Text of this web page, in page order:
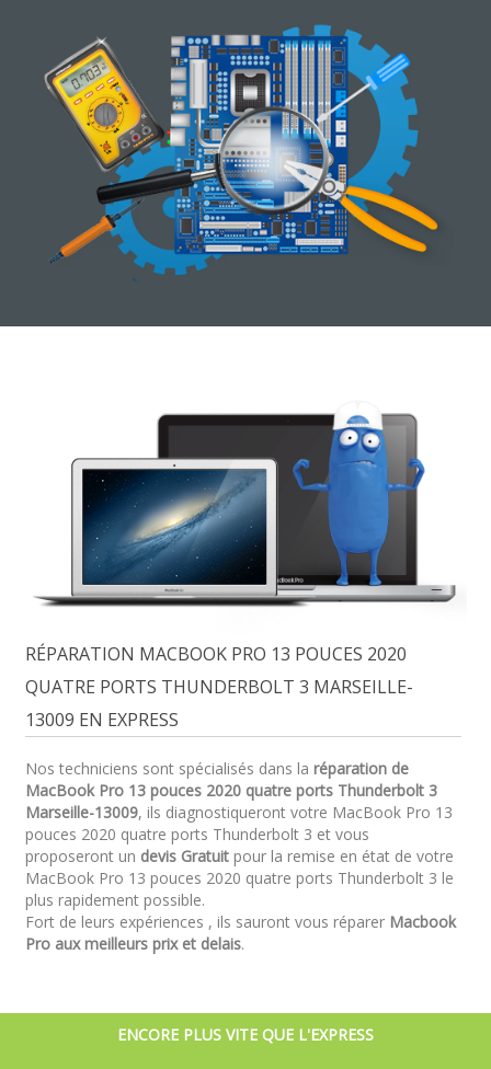
RÉPARATION MACBOOK PRO 13 POUCES 2020
QUATRE PORTS THUNDERBOLT 3 MARSEILLE-
13009 EN EXPRESS
Nos techniciens sont spécialisés dans la réparation de
MacBook Pro 13 pouces 2020 quatre ports Thunderbolt 3
Marseille-13009, ils diagnostiqueront votre MacBook Pro 13
pouces 2020 quatre ports Thunderbolt 3 et vous
proposeront un devis Gratuitpour la remise en état de votre
MacBook Pro 13 pouces 2020 quatre ports Thunderbolt 3 le
plus rapidement possible.
Fort de leurs expériences , ils sauront vous réparer Macbook
Pro aux meilleurs prix et delais.
ENCORE PLUS VITE QUE L'EXPRESS